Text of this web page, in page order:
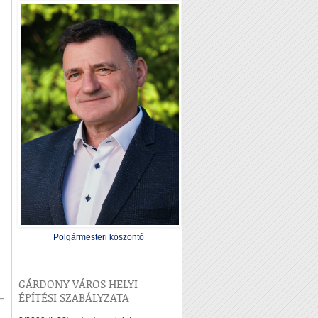
Polgármesteri köszöntő
GÁRDONY VÁROS HELYI
ÉPÍTÉSI SZABÁLYZATA